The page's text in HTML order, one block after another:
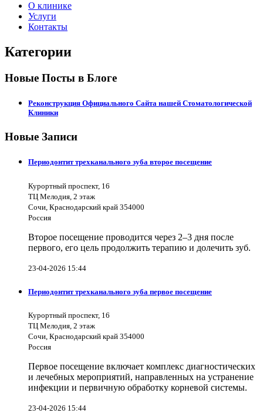
О клинике
Услуги
Контакты
Категории
Новые Посты в Блоге
Реконструкция Официального Сайта нашей Стоматологической
Клиники
Новые Записи
Периодонтит трехканального зуба второе посещение
Курортный проспект, 16
ТЦ Мелодия, 2 этаж
Сочи, Краснодарский край 354000
Россия
Второе посещение проводится через 2–3 дня после
первого, его цель продолжить терапию и долечить зуб.
23-04-2026 15:44
Периодонтит трехканального зуба первое посещение
Курортный проспект, 16
ТЦ Мелодия, 2 этаж
Сочи, Краснодарский край 354000
Россия
Первое посещение включает комплекс диагностических
и лечебных мероприятий, направленных на устранение
инфекции и первичную обработку корневой системы.
23-04-2026 15:44